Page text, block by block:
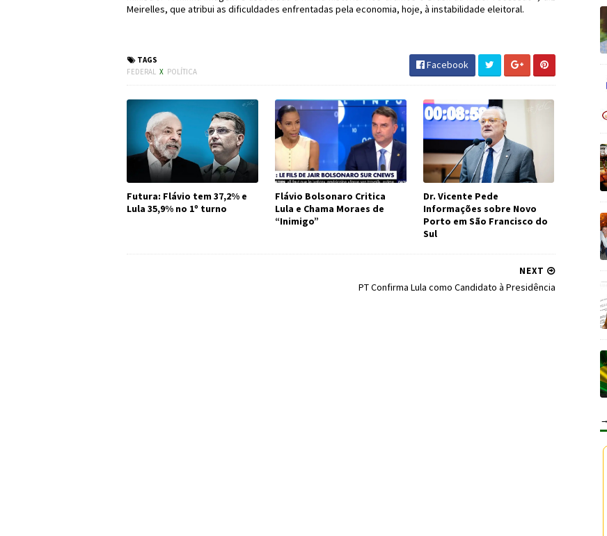
Meirelles, que atribui as dificuldades enfrentadas pela economia, hoje, à instabilidade eleitoral.
TAGS
FEDERAL X POLÍTICA
Facebook
Futura: Flávio tem 37,2% e
Lula 35,9% no 1º turno
Flávio Bolsonaro Critica
Lula e Chama Moraes de
“Inimigo”
Dr. Vicente Pede
Informações sobre Novo
Porto em São Francisco do
Sul
NEXT
PT Confirma Lula como Candidato à Presidência